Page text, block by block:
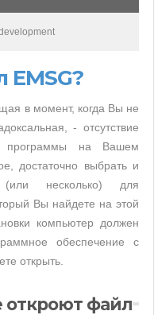
в момент, когда Вы не
- отсутствие
программы на Вашем
достаточно выбрать и
несколько) для
Вы найдете на этой
компьютер должен
обеспечение с
открыть.
файл